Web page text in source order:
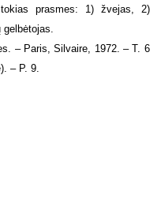
prasmes: 1) žvejas, 2)
– Paris, Silvaire, 1972. – T. 6
– P. 9.